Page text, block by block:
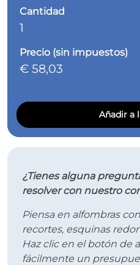
Cantidad
1
Precio (sin impuestos)
€ 58,03
Añadir a
¿Tienes alguna
resolver con nuestro
Piensa en alfombras
recortes, esquinas
Haz clic en el botón de
fácilmente un